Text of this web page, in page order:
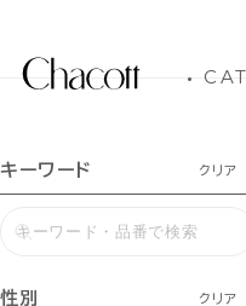
キーワード クリア
性別 クリア